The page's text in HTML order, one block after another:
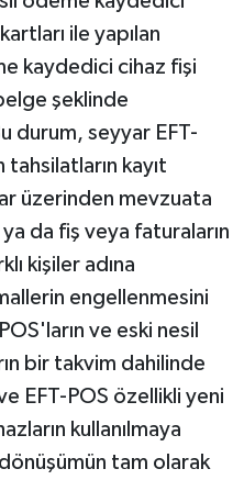
ile yapılan
kaydedici cihaz fişi
şeklinde
durum, seyyar EFT-
tahsilatların kayıt
üzerinden mevzuata
da fiş veya faturaların
kişiler adına
engellenmesini
ve eski nesil
bir takvim dahilinde
EFT-POS özellikli yeni
kullanılmaya
tam olarak